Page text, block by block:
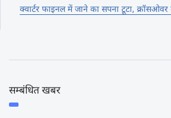
क्वार्टर फाइनल में जाने का सपना टूटा,
सम्बंधित खबर